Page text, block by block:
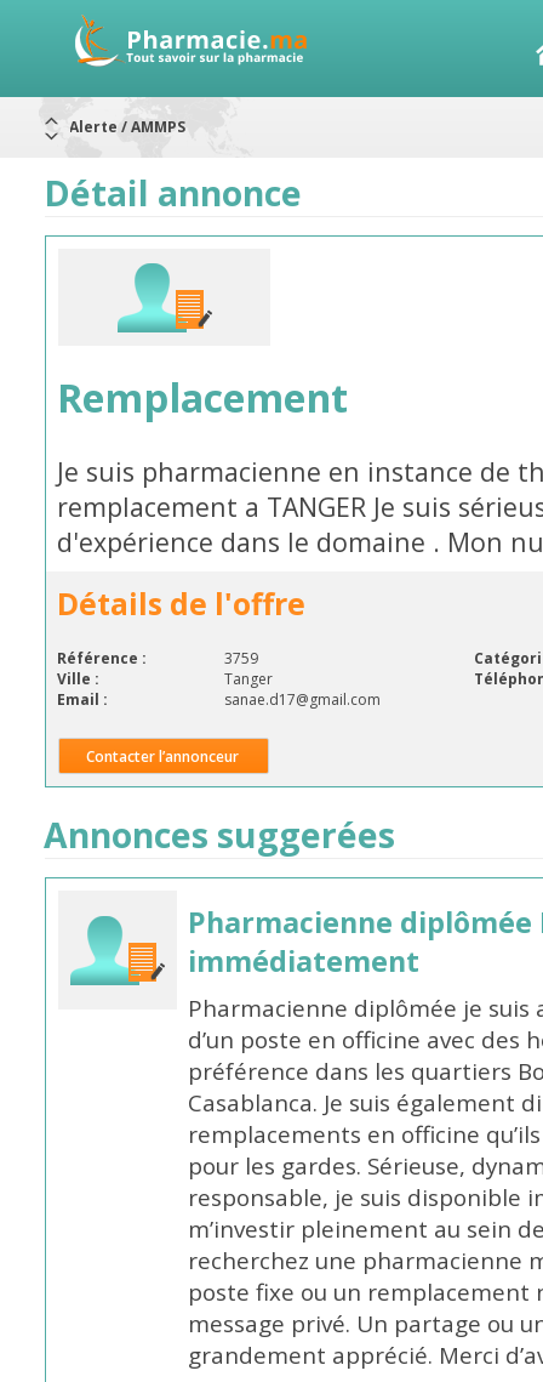
Aureomycine ophtalmique : Rappel de lots
RAPPELS DE LOTS
Rappel de lots : ANTITOXINE TÉTANIQUE 1500.
Détail annonce
Remplacement
Je suis pharmacienne en instance de
remplacement a TANGER Je suis
d'expérience dans le domaine . Mon
Détails de l'offre
Référence : 3759
Ville :
Tanger
Email :
sanae.d17@gmail.com
Contacter l’annonceur
Annonces suggerées
Pharmacienne diplômée
immédiatement
Pharmacienne diplômée je
d’un poste en officine avec des
préférence dans les quartiers
Casablanca. Je suis également
remplacements en officine
pour les gardes. Sérieuse,
responsable, je suis
m’investir pleinement au sein
recherchez une pharmacienne
poste fixe ou un remplacement
message privé. Un partage ou
grandement apprécié. Merci